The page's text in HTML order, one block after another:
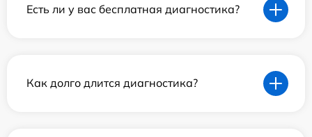
Есть ли у вас бесплатная диагностика?
Как долго длится диагностика?